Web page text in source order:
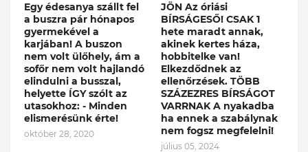
Egy édesanya szállt fel
a buszra pár hónapos
gyermekével a
karjában! A buszon
nem volt ülőhely, ám a
sofőr nem volt hajlandó
elindulni a busszal,
helyette ÍGY szólt az
utasokhoz: - Minden
elismerésünk érte!
október 28, 2020
JÖN Az óriási
BÍRSÁGESŐ! CSAK 1
hete maradt annak,
akinek kertes háza,
hobbitelke van!
Elkezdődnek az
ellenőrzések. TÖBB
SZÁZEZRES BÍRSÁGOT
VARRNAK A nyakadba
ha ennek a szabálynak
nem fogsz megfelelni!
július 05, 2024